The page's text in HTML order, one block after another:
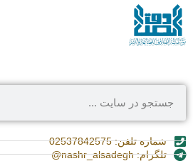
شماره تلفن: 02537842575
تلگرام: nashr_alsadegh@